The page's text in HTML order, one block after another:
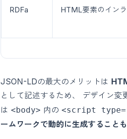
RDFa HTML要素のイン
JSON-LDの最大のメリットは
として記述するため、 デザイン
は <body> 内の <script
ームワークで動的に生成すること